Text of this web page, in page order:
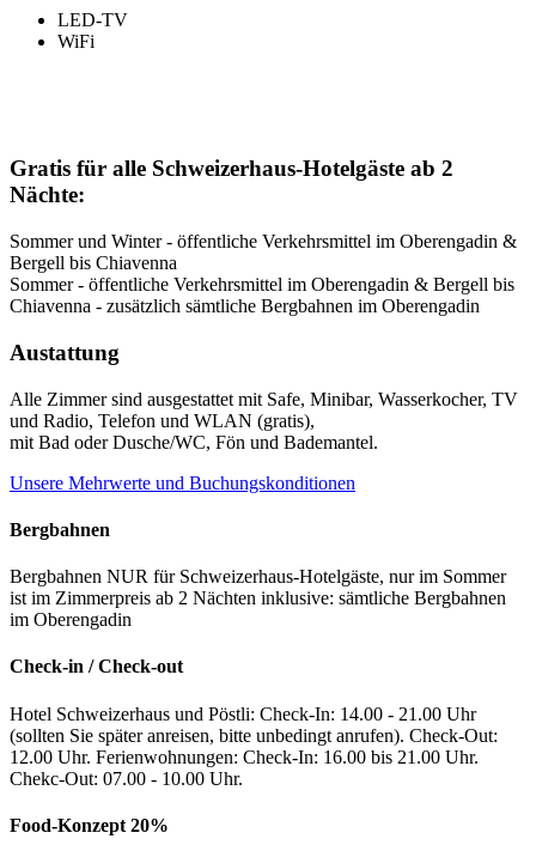
LED-TV
WiFi
Gratis für alle Schweizerhaus-Hotelgäste ab 2
Nächte:
Sommer und Winter - öffentliche Verkehrsmittel im Oberengadin &
Bergell bis Chiavenna
Sommer - öffentliche Verkehrsmittel im Oberengadin & Bergell bis
Chiavenna - zusätzlich sämtliche Bergbahnen im Oberengadin
Austattung
Alle Zimmer sind ausgestattet mit Safe, Minibar, Wasserkocher, TV
und Radio, Telefon und WLAN (gratis),
mit Bad oder Dusche/WC, Fön und Bademantel.
Unsere Mehrwerte und Buchungskonditionen
Bergbahnen
Bergbahnen NUR für Schweizerhaus-Hotelgäste, nur im Sommer
ist im Zimmerpreis ab 2 Nächten inklusive: sämtliche Bergbahnen
im Oberengadin
Check-in / Check-out
Hotel Schweizerhaus und Pöstli: Check-In: 14.00 - 21.00 Uhr
(sollten Sie später anreisen, bitte unbedingt anrufen). Check-Out:
12.00 Uhr. Ferienwohnungen: Check-In: 16.00 bis 21.00 Uhr.
Chekc-Out: 07.00 - 10.00 Uhr.
Food-Konzept 20%